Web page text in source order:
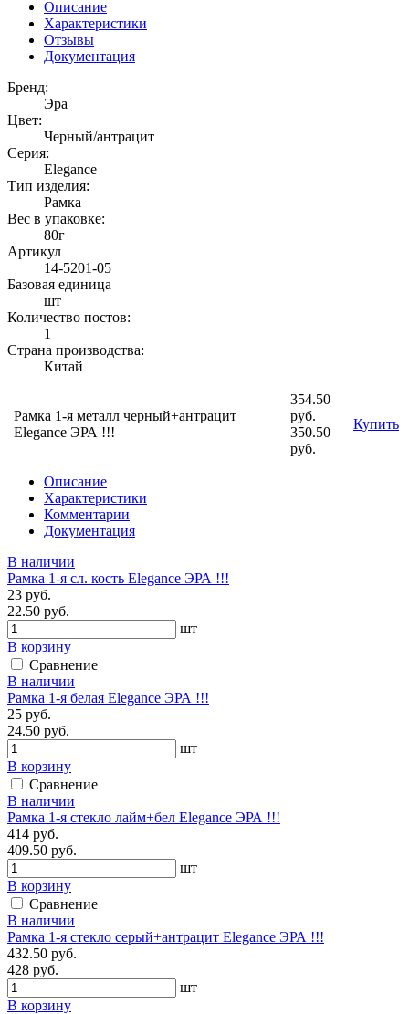
Описание
Характеристики
Отзывы
Документация
Бренд:
Эра
Цвет:
Черный/антрацит
Серия:
Elegance
Тип изделия:
Рамка
Вес в упаковке:
80г
Артикул
14-5201-05
Базовая единица
шт
Количество постов:
1
Страна производства:
Китай
Рамка 1-я металл черный+антрацит
Elegance ЭРА !!!
354.50
руб.
350.50
руб.
Купить
Описание
Характеристики
Комментарии
Документация
В наличии
Рамка 1-я сл. кость Elegance ЭРА !!!
23 руб.
22.50 руб.
шт
В корзину
Сравнение
В наличии
Рамка 1-я белая Elegance ЭРА !!!
25 руб.
24.50 руб.
шт
В корзину
Сравнение
В наличии
Рамка 1-я стекло лайм+бел Elegance ЭРА !!!
414 руб.
409.50 руб.
шт
В корзину
Сравнение
В наличии
Рамка 1-я стекло серый+антрацит Elegance ЭРА !!!
432.50 руб.
428 руб.
шт
В корзину